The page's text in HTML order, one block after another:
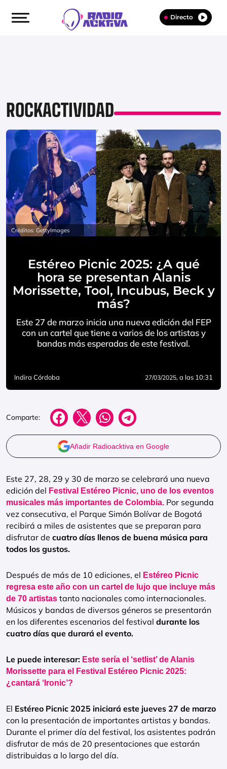
Directo
ROCKACTIVIDAD
Créditos: GettyImages
Estéreo Picnic 2025: ¿A qué
hora se presentan Alanis
Morissette, Tool, Incubus, Beck y
más?
Este 27 de marzo inicia una nueva edición del FEP
con un cartel que tiene a varios de los artistas y
bandas más esperadas de este festival.
Indira Córdoba 27/03/2025, a las 10:31
Comparte:
Añadir Radioacktiva en Google
Este 27, 28, 29 y 30 de marzo se celebrará una nueva
edición del Festival Estéreo Picnic, uno de los eventos
musicales más importantes de Colombia. Por segunda
vez consecutiva, el Parque Simón Bolívar de Bogotá
recibirá a miles de asistentes que se preparan para
disfrutar de cuatro días llenos de buena música para
todos los gustos.
Después de más de 10 ediciones, el Estéreo Picnic
regresa este año con un cartel de lujo que incluye más
de 70 artistas tanto nacionales como internacionales.
Músicos y bandas de diversos géneros se presentarán
en los diferentes escenarios del festival durante los
cuatro días que durará el evento.
Le puede interesar: Este sería el ‘setlist’ de Alanis
Morissette para el Festival Estéreo Picnic 2025:
¿cantará ‘Ironic’?
El Estéreo Picnic 2025 iniciará este jueves 27 de marzo
con la presentación de importantes artistas y bandas.
Durante el primer día del festival, los asistentes podrán
disfrutar de más de 20 presentaciones que estarán
distribuidas a lo largo del día.